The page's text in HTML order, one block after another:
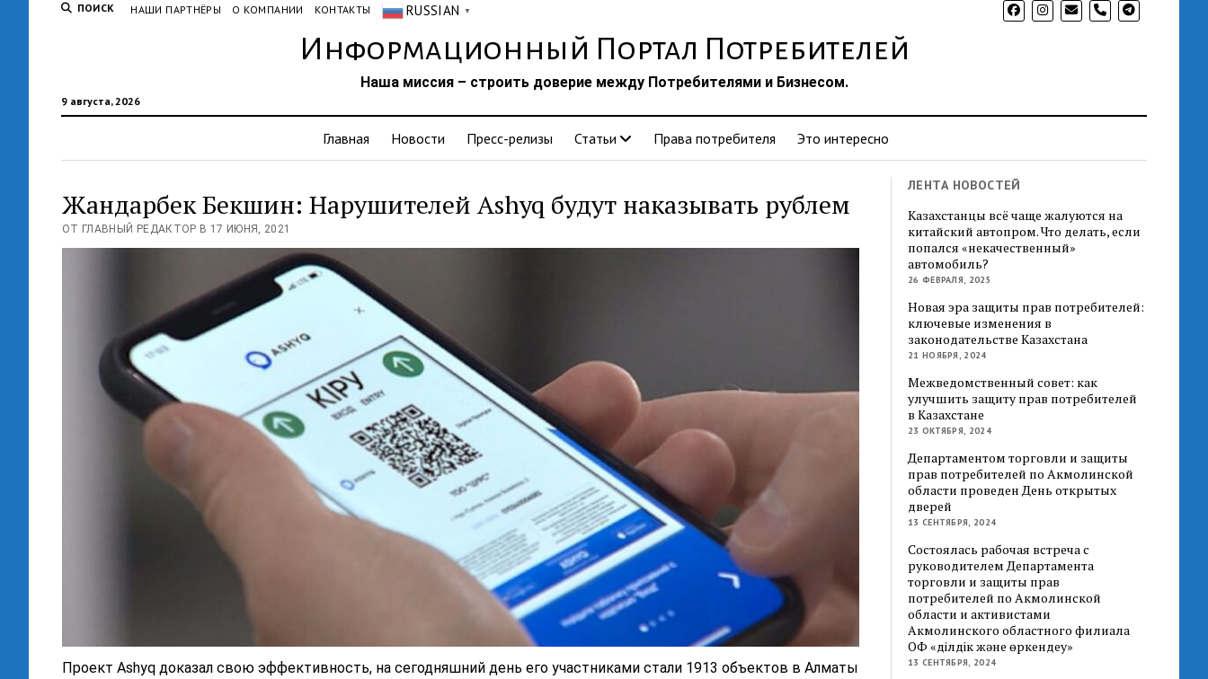
ПОИСК НАШИ ПАРТНЁРЫ О КОМПАНИИ КОНТАКТЫ RUSSIAN ▼ phone
Информационный Портал Потребителей
9 августа, 2026
Наша миссия – строить доверие между Потребителями и Бизнесом.
Главная Новости Пресс-релизы Статьи Права потребителя Это интересно
Жандарбек Бекшин: Нарушителей Ashyq будут наказывать рублем
ОТ ГЛАВНЫЙ РЕДАКТОР В 17 ИЮНЯ, 2021
Проект Ashyq доказал свою эффективность, на сегодняшний день его участниками стали 1913 объектов в Алматы
ЛЕНТА НОВОСТЕЙ
Казахстанцы всё чаще жалуются на
китайский автопром. Что делать, если
попался «некачественный»
автомобиль?
26 ФЕВРАЛЯ, 2025
Новая эра защиты прав потребителей:
ключевые изменения в
законодательстве Казахстана
21 НОЯБРЯ, 2024
Межведомственный совет: как
улучшить защиту прав потребителей
в Казахстане
23 ОКТЯБРЯ, 2024
Департаментом торговли и защиты
прав потребителей по Акмолинской
области проведен День открытых
дверей
13 СЕНТЯБРЯ, 2024
Состоялась рабочая встреча с
руководителем Департамента
торговли и защиты прав
потребителей по Акмолинской
области и активистами
Акмолинского областного филиала
ОФ «Әділдік және өркендеу»
13 СЕНТЯБРЯ, 2024